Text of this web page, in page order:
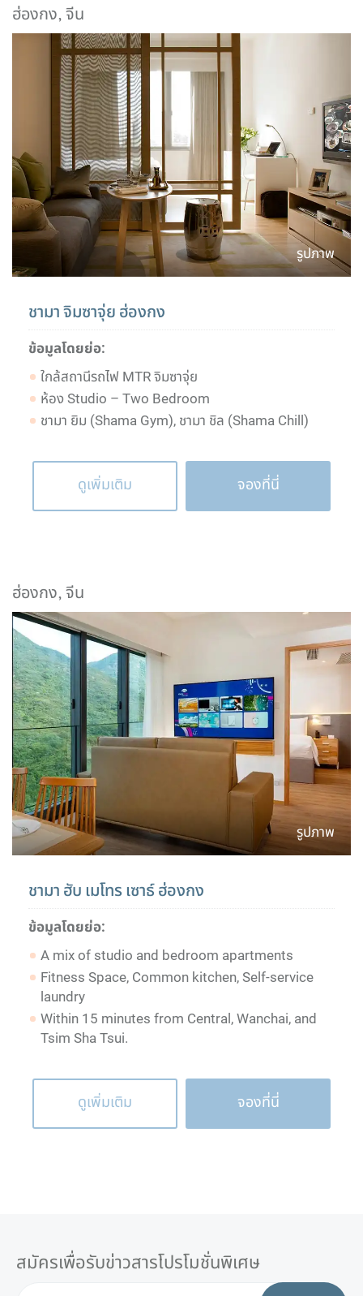
ฮ่องกง, จีน
รูปภาพ
ชามา จิมซาจุ่ย ฮ่องกง
ข้อมูลโดยย่อ:
ใกล้สถานีรถไฟ MTR จิมซาจุ่ย
ห้อง Studio – Two Bedroom
ชามา ยิม (Shama Gym), ชามา ชิล (Shama Chill)
ดูเพิ่มเติม จองที่นี่
ฮ่องกง, จีน
รูปภาพ
ชามา ฮับ เมโทร เซาธ์ ฮ่องกง
ข้อมูลโดยย่อ:
A mix of studio and bedroom apartments
Fitness Space, Common kitchen, Self-service
laundry
Within 15 minutes from Central, Wanchai, and
Tsim Sha Tsui.
ดูเพิ่มเติม จองที่นี่
สมัครเพื่อรับข่าวสารโปรโมชั่นพิเศษ